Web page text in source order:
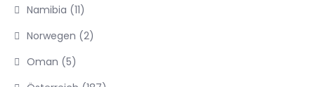
Namibia (11)
Norwegen (2)
Oman (5)